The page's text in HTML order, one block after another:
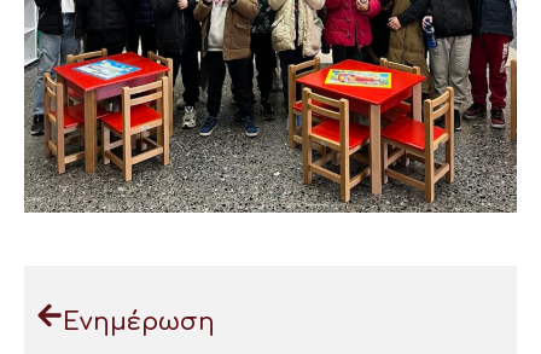
Ενημέρωση